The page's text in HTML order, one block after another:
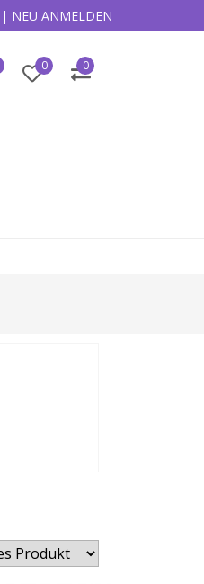
| NEU ANMELDEN
0 0